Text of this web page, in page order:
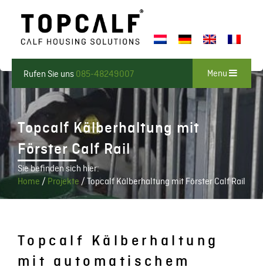
Rufen Sie uns 085-48249007 Menu
Topcalf Kälberhaltung mit
Förster Calf Rail
Sie befinden sich hier:
Home / Projekte / Topcalf Kälberhaltung mit Förster Calf Rail
Topcalf Kälberhaltung
mit automatischem